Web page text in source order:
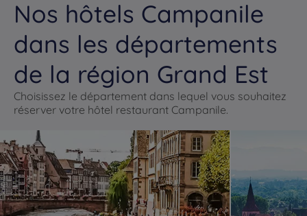
Nos hôtels Campanile
dans les départements
de la région Grand Est
Choisissez le département dans lequel vous souhaitez
réserver votre hôtel restaurant Campanile.